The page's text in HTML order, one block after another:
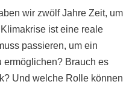
wir zwölf Jahre Zeit, um
ist eine reale
passieren, um ein
ermöglichen? Brauch es
Und welche Rolle können